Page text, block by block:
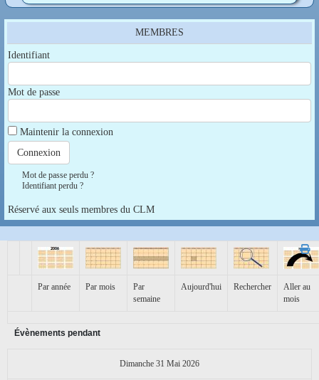
MEMBRES
Identifiant
Mot de passe
Maintenir la connexion
Mot de passe perdu ?
Identifiant perdu ?
Réservé aux seuls membres du CLM
Par année Par mois
Par
semaine
Aujourd'hui Rechercher
Aller au
mois
Évènements pendant
Dimanche 31 Mai 2026